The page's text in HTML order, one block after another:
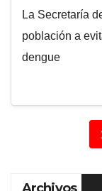
La Secretaría
población a
dengue